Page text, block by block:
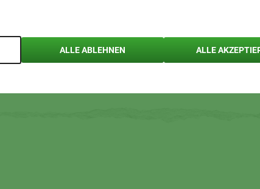
ALLE ABLEHNEN ALLE